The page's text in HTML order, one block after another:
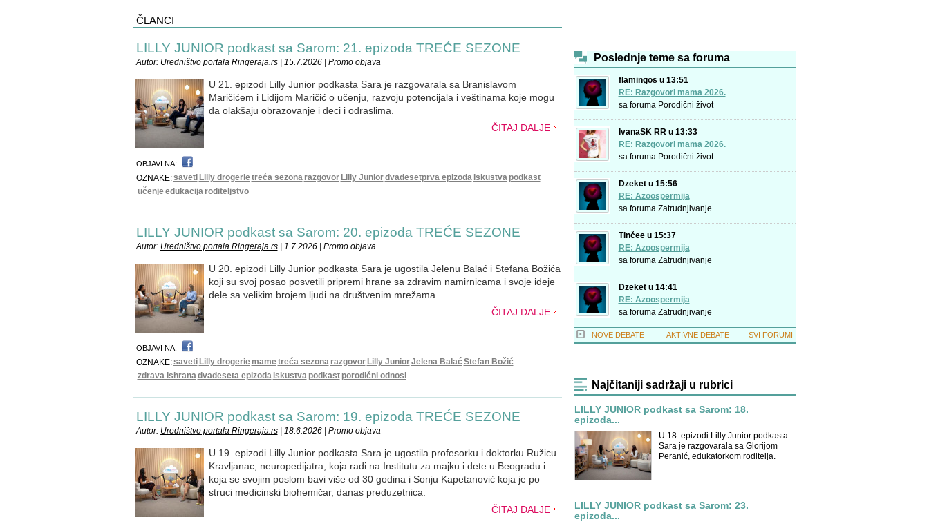
ČLANCI
LILLY JUNIOR podkast sa Sarom: 21. epizoda TREĆE SEZONE
Autor: Uredništvo portala Ringeraja.rs| 15.7.2026 | Promo objava
U 21. epizodi Lilly Junior podkasta Sara je razgovarala sa Branislavom
Maričićem i Lidijom Maričić o učenju, razvoju potencijala i veštinama koje mogu
da olakšaju obrazovanje i deci i odraslima.
ČITAJ DALJE
OBJAVI NA:
OZNAKE:saveti Lilly drogerietreća sezona razgovor Lilly Juniordvadesetprva epizoda iskustva podkast
učenjeedukacija roditeljstvo
LILLY JUNIOR podkast sa Sarom: 20. epizoda TREĆE SEZONE
Autor: Uredništvo portala Ringeraja.rs| 1.7.2026 | Promo objava
U 20. epizodi Lilly Junior podkasta Sara je ugostila Jelenu Balać i Stefana Božića
koji su svoj posao posvetili pripremi hrane sa zdravim namirnicama i svoje ideje
dele sa velikim brojem ljudi na društvenim mrežama.
ČITAJ DALJE
OBJAVI NA:
OZNAKE:saveti Lilly drogerie mametreća sezona razgovor Lilly JuniorJelena Balać Stefan Božić
zdrava ishranadvadeseta epizoda iskustva podkast porodični odnosi
LILLY JUNIOR podkast sa Sarom: 19. epizoda TREĆE SEZONE
Autor: Uredništvo portala Ringeraja.rs| 18.6.2026 | Promo objava
U 19. epizodi Lilly Junior podkasta Sara je ugostila profesorku i doktorku Ružicu
Kravljanac, neuropedijatra, koja radi na Institutu za majku i dete u Beogradu i
koja se svojim poslom bavi više od 30 godina i Sonju Kapetanović koja je po
struci medicinski biohemičar, danas preduzetnica.
ČITAJ DALJE
Poslednje teme sa foruma
flamingos u 13:51
RE: Razgovori mama 2026.
sa foruma Porodični život
IvanaSK RR u 13:33
RE: Razgovori mama 2026.
sa foruma Porodični život
Dzeket u 15:56
RE: Azoospermija
sa foruma Zatrudnjivanje
Tinčee u 15:37
RE: Azoospermija
sa foruma Zatrudnjivanje
Dzeket u 14:41
RE: Azoospermija
sa foruma Zatrudnjivanje
NOVE DEBATE AKTIVNE DEBATE SVI FORUMI
Najčitaniji sadržaji u rubrici
LILLY JUNIOR podkast sa Sarom: 18.
epizoda...
U 18. epizodi Lilly Junior podkasta
Sara je razgovarala sa Glorijom
Peranić, edukatorkom roditelja.
LILLY JUNIOR podkast sa Sarom: 23.
epizoda...